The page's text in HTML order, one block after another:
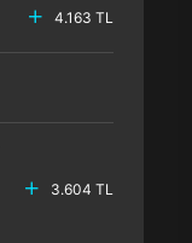
4.163 TL
3.604 TL